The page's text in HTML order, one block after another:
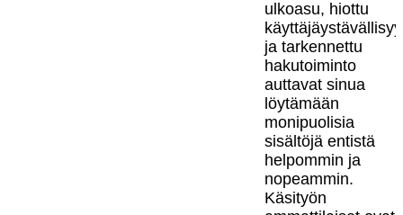
ulkoasu, hiottu
ja tarkennettu
hakutoiminto
auttavat sinua
löytämään
monipuolisia
sisältöjä entistä
helpommin ja
nopeammin.
Käsityön